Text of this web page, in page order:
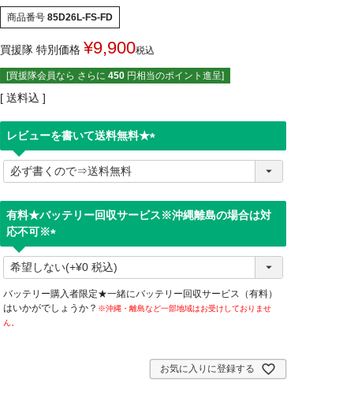
商品番号 85D26L-FS-FD
買援隊 特別価格 ¥9,900税込
[買援隊会員なら さらに 450 円相当のポイント進呈]
送料込
レビューを書いて送料無料★
)
有料★バッテリー回収サービス※沖縄離島の場合は対
応不可※
必
)
バッテリー購入者限定★一緒にバッテリー回収サービス（有料）
はいかがでしょうか？ ※沖縄・離島など一部地域はお受けしておりませ
ん。
お気に入りに登録する